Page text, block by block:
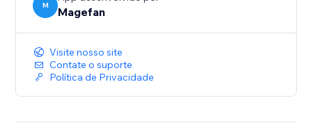
M Magefan
Visite nosso site
Contate o suporte
Política de Privacidade